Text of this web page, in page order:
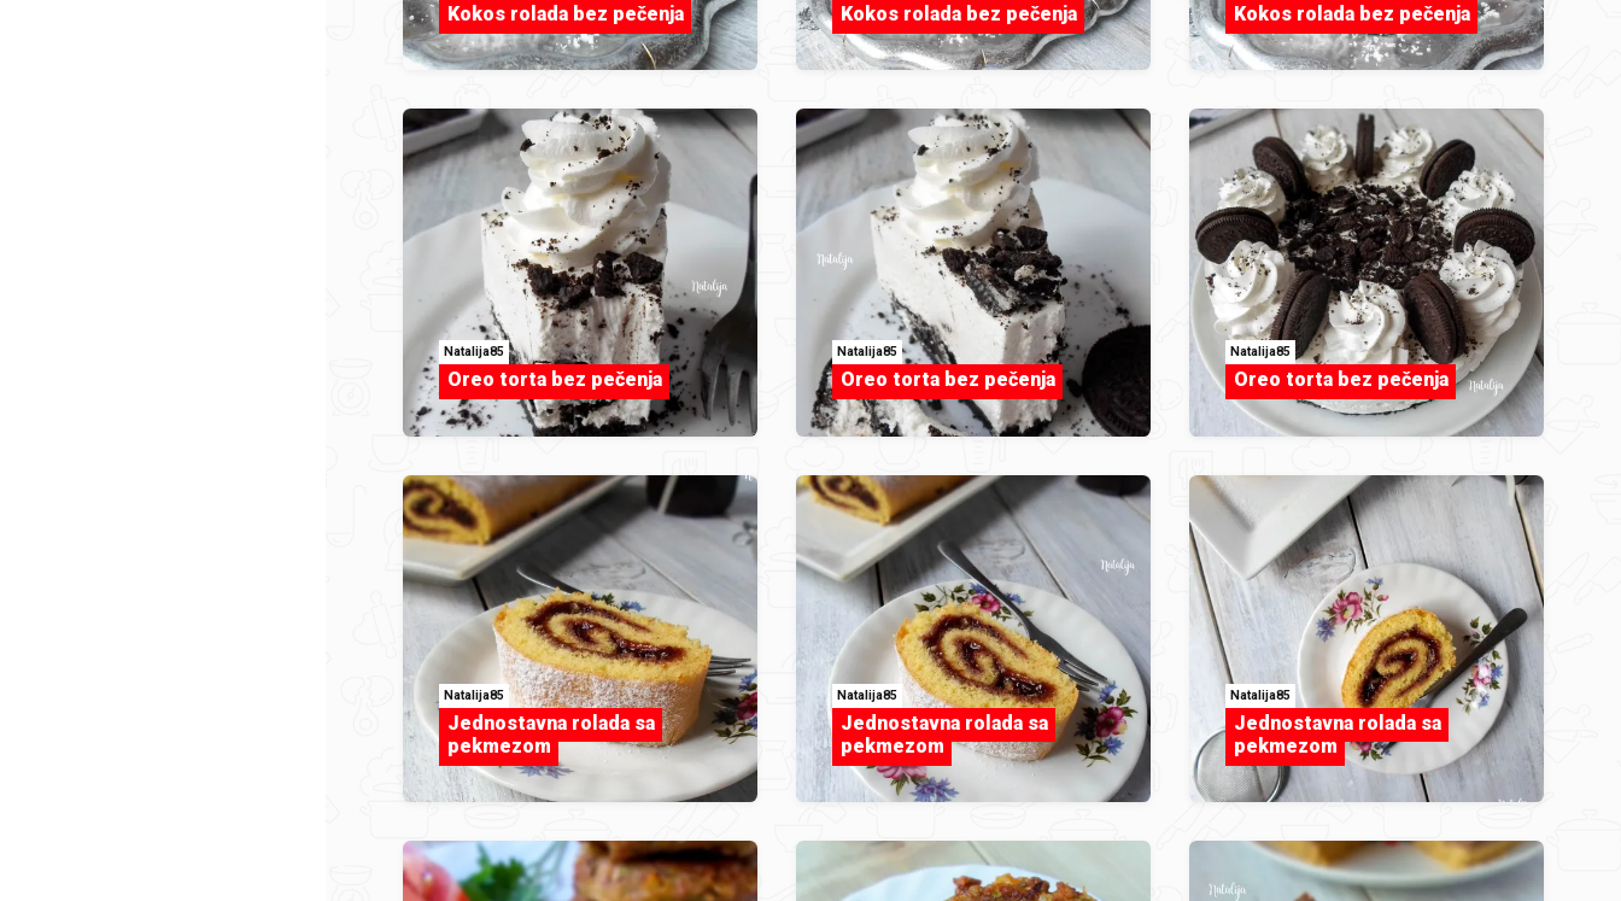
Kokos rolada bez pečenja Kokos rolada bez pečenja Kokos rolada bez pečenja
Natalija85
Oreo torta bez pečenja
Natalija85
Oreo torta bez pečenja
Natalija85
Oreo torta bez pečenja
Natalija85
Jednostavna rolada sa
pekmezom
Natalija85
Jednostavna rolada sa
pekmezom
Natalija85
Jednostavna rolada sa
pekmezom